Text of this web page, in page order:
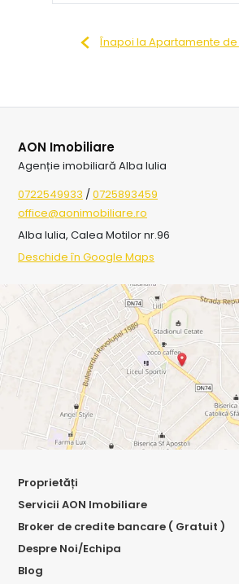
Înapoi la Apartamente
AON Imobiliare
Agenție imobiliară Alba Iulia
0722549933 / 0725893459
office@aonimobiliare.ro
Alba Iulia, Calea Motilor nr.96
Deschide în Google Maps
Proprietăți
Servicii AON Imobiliare
Broker de credite bancare ( Gratuit )
Despre Noi/Echipa
Blog